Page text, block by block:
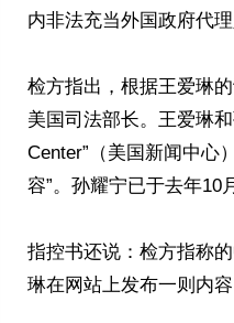
内非法充当外国政府代
检方指出，根据王爱琳
美国司法部长。王爱琳
Center”（美国新闻中心
容”。孙耀宁已于去年10
指控书还说：检方指称
琳在网站上发布一则内容